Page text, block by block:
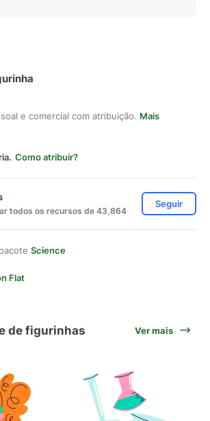
e comercial com atribuição. Mais
Como atribuir?
todos os recursos de 43,864
Seguir
Science
Flat
de figurinhas Ver mais